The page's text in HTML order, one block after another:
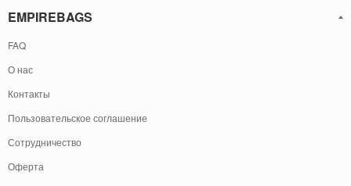
EMPIREBAGS
FAQ
О нас
Контакты
Пользовательское соглашение
Сотрудничество
Оферта